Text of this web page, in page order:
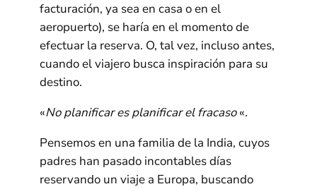
facturación, ya sea en casa o en el
aeropuerto), se haría en el momento de
efectuar la reserva. O, tal vez, incluso antes,
cuando el viajero busca inspiración para su
destino.
«No planificar es planificar el fracaso«.
Pensemos en una familia de la India, cuyos
padres han pasado incontables días
reservando un viaje a Europa, buscando